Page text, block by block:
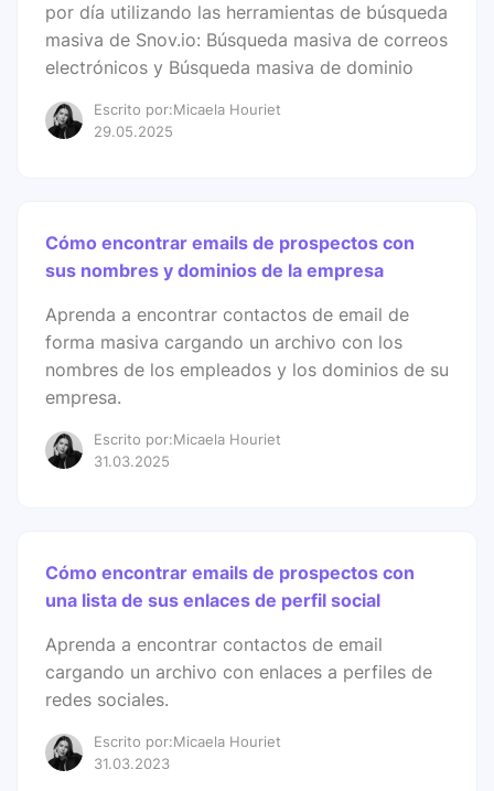
por día utilizando las herramientas de búsqueda
masiva de Snov.io: Búsqueda masiva de correos
electrónicos y Búsqueda masiva de dominio
Escrito por:Micaela Houriet
29.05.2025
Cómo encontrar emails de prospectos con
sus nombres y dominios de la empresa
Aprenda a encontrar contactos de email de
forma masiva cargando un archivo con los
nombres de los empleados y los dominios de su
empresa.
Escrito por:Micaela Houriet
31.03.2025
Cómo encontrar emails de prospectos con
una lista de sus enlaces de perfil social
Aprenda a encontrar contactos de email
cargando un archivo con enlaces a perfiles de
redes sociales.
Escrito por:Micaela Houriet
31.03.2023